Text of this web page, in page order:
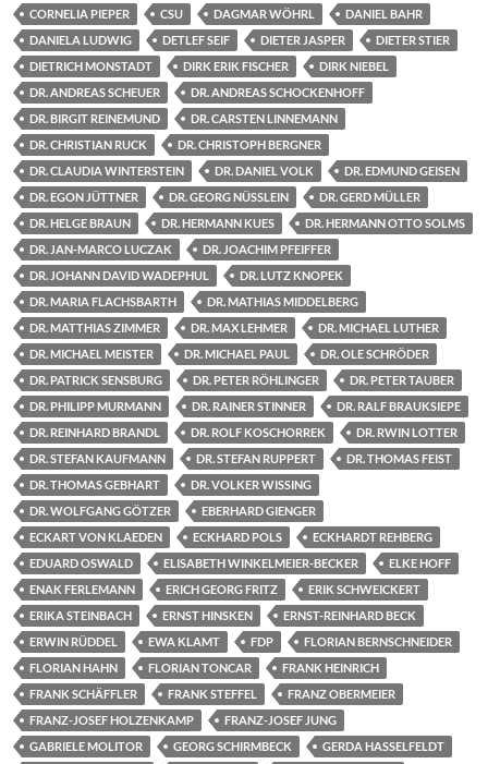
CORNELIA PIEPER
CSU DAGMAR WÖHRL
DANIEL BAHR
DANIELA LUDWIG
DETLEF SEIF DIETER JASPER
DIETER STIER
DIETRICH MONSTADT
DIRK ERIK FISCHER
DIRK NIEBEL
DR. ANDREAS SCHEUER
DR. ANDREAS SCHOCKENHOFF
DR. BIRGIT REINEMUND
DR. CARSTEN LINNEMANN
DR. CHRISTIAN RUCK
DR. CHRISTOPH BERGNER
DR. CLAUDIA WINTERSTEIN
DR. DANIEL VOLK
DR. EDMUND GEISEN
DR. EGON JÜTTNER
DR. GEORG NÜSSLEIN
DR. GERD MÜLLER
DR. HELGE BRAUN
DR. HERMANN KUES
DR. HERMANN OTTO SOLMS
DR. JAN-MARCO LUCZAK
DR. JOACHIM PFEIFFER
DR. JOHANN DAVID WADEPHUL
DR. LUTZ KNOPEK
DR. MARIA FLACHSBARTH
DR. MATHIAS MIDDELBERG
DR. MATTHIAS ZIMMER
DR. MAX LEHMER
DR. MICHAEL LUTHER
DR. MICHAEL MEISTER
DR. MICHAEL PAUL
DR. OLE SCHRÖDER
DR. PATRICK SENSBURG
DR. PETER RÖHLINGER
DR. PETER TAUBER
DR. PHILIPP MURMANN
DR. RAINER STINNER
DR. RALF BRAUKSIEPE
DR. REINHARD BRANDL
DR. ROLF KOSCHORREK
DR. RWIN LOTTER
DR. STEFAN KAUFMANN
DR. STEFAN RUPPERT
DR. THOMAS FEIST
DR. THOMAS GEBHART
DR. VOLKER WISSING
DR. WOLFGANG GÖTZER
EBERHARD GIENGER
ECKART VON KLAEDEN
ECKHARD POLS
ECKHARDT REHBERG
EDUARD OSWALD
ELISABETH WINKELMEIER-BECKER
ELKE HOFF
ENAK FERLEMANN
ERICH GEORG FRITZ
ERIK SCHWEICKERT
ERIKA STEINBACH
ERNST HINSKEN
ERNST-REINHARD BECK
ERWIN RÜDDEL
EWA KLAMT FDP
FLORIAN BERNSCHNEIDER
FLORIAN HAHN
FLORIAN TONCAR
FRANK HEINRICH
FRANK SCHÄFFLER
FRANK STEFFEL
FRANZ OBERMEIER
FRANZ-JOSEF HOLZENKAMP
FRANZ-JOSEF JUNG
GABRIELE MOLITOR
GEORG SCHIRMBECK
GERDA HASSELFELDT